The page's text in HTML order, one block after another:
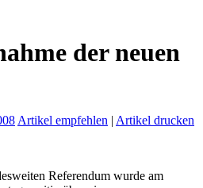
der neuen
Artikel empfehlen | Artikel drucken
Referendum wurde am